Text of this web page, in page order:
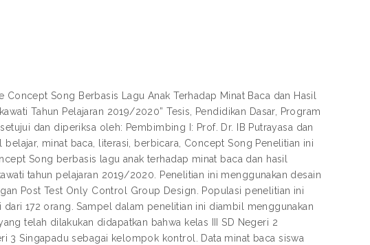
Song Berbasis Lagu Anak Terhadap Minat Baca dan Hasil
Tahun Pelajaran 2019/2020” Tesis, Pendidikan Dasar, Program
dan diperiksa oleh: Pembimbing I: Prof. Dr. IB Putrayasa dan
belajar, minat baca, literasi, berbicara, Concept Song Penelitian ini
Song berbasis lagu anak terhadap minat baca dan hasil
tahun pelajaran 2019/2020. Penelitian ini menggunakan desain
Post Test Only Control Group Design. Populasi penelitian ini
172 orang. Sampel dalam penelitian ini diambil menggunakan
telah dilakukan didapatkan bahwa kelas III SD Negeri 2
3 Singapadu sebagai kelompok kontrol. Data minat baca siswa